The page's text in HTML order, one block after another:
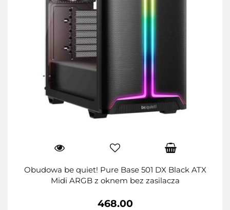
Obudowa be quiet! Pure Base 501 DX Black ATX
Midi ARGB z oknem bez zasilacza
468.00